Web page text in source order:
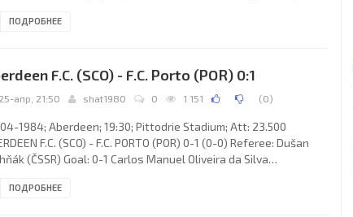
F.C. (coach: Giovanni Trapattoni): Stefano Tacconi,
89), Zbigniew Boniek, Paolo Rossi.
ПОДРОБНЕЕ
F.C. (SCO) - F.C. Porto (POR) 0:1
25-апр, 21:50 shat1980 0 1 151 (0)
1984; Aberdeen; 19:30; Pittodrie Stadium; Att: 23.500
F.C. (SCO) - F.C. PORTO (POR) 0-1 (0-0) Referee: Dušan
(ČSSR) Goal: 0-1 Carlos Manuel Oliveira da Silva
Ferguson): Jim Leighton, Stuart McKimmie (Neal Cooper 46),
ПОДРОБНЕЕ